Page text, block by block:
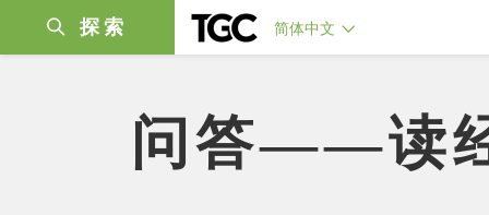
探索 简体中文
问答——读